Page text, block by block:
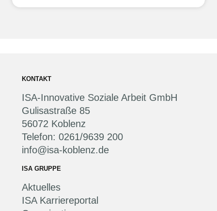
KONTAKT
ISA-Innovative Soziale Arbeit GmbH
Gulisastraße 85
56072 Koblenz
Telefon: 0261/9639 200
info@isa-koblenz.de
ISA GRUPPE
Aktuelles
ISA Karriereportal